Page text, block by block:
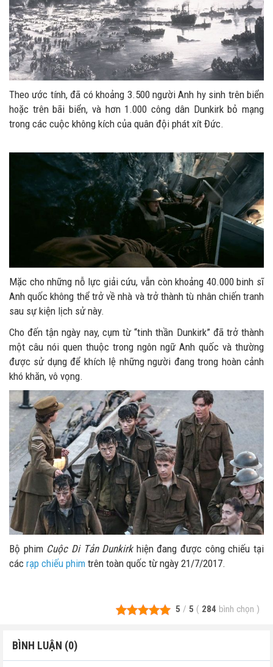
Theo ước tính, đã có khoảng 3.500 người Anh hy sinh trên biển
hoặc trên bãi biển, và hơn 1.000 công dân Dunkirk bỏ mạng
trong các cuộc không kích của quân đội phát xít Đức.
Mặc cho những nỗ lực giải cứu, vẫn còn khoảng 40.000 binh sĩ
Anh quốc không thể trở về nhà và trở thành tù nhân chiến tranh
sau sự kiện lịch sử này.
Cho đến tận ngày nay, cụm từ “tinh thần Dunkirk” đã trở thành
một câu nói quen thuộc trong ngôn ngữ Anh quốc và thường
được sử dụng để khích lệ những người đang trong hoàn cảnh
khó khăn, vô vọng.
Bộ phim Cuộc Di Tản Dunkirkhiện đang được công chiếu tại
các rạp chiếu phim trên toàn quốc từ ngày 21/7/2017.
5 / 5 ( 284 bình chọn )
BÌNH LUẬN (0)